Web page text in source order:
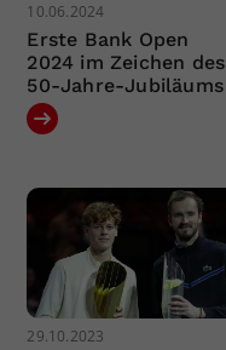
10.06.2024
Erste Bank Open
2024 im Zeichen des
50-Jahre-Jubiläums
29.10.2023